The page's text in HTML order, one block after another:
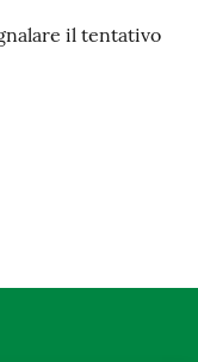
il tentativo